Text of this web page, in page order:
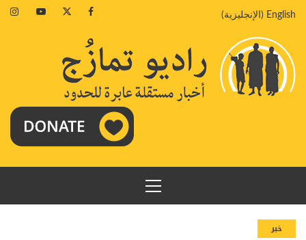
English
(الإنجليزية )
Facebook
Twitter
Youtube
القائمة
الرئيسية
خبر